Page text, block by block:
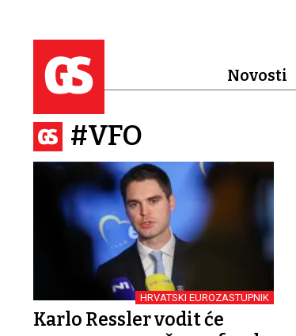
Novosti
#VFO
HRVATSKI EUROZASTUPNIK
Karlo Ressler vodit će